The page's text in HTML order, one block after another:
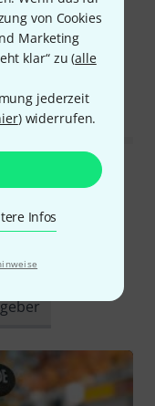
von Cookies
Marketing
klar“ zu (alle
jederzeit
) widerrufen.
Infos
auf